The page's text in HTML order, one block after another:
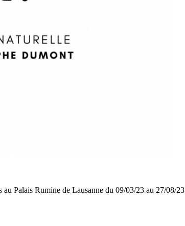
Palais Rumine de Lausanne du 09/03/23 au 27/08/23